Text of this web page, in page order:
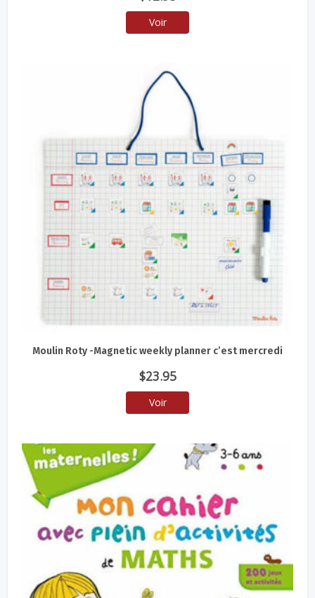
Voir
Moulin Roty -Magnetic weekly planner c’est mercredi
$23.95
Voir